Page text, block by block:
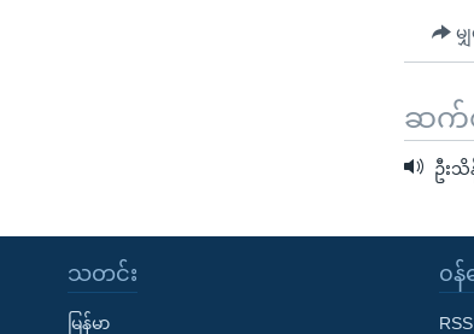
မ
ဆက်စ
ဦးသိ
သတင်း
မြန်မာ
၀န်
RSS